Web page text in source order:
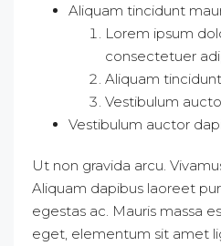
Aliquam tincidunt
Lorem ipsum
consectetuer
Aliquam tincidunt
Vestibulum
Vestibulum auctor
Ut non gravida arcu.
Aliquam dapibus laoreet
egestas ac. Mauris massa
eget, elementum sit amet